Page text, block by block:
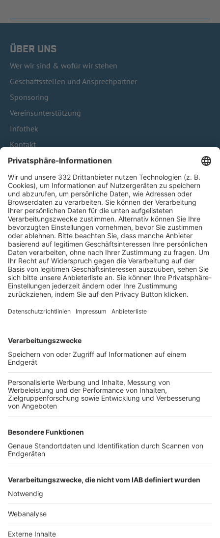
ÜBER UNS
Wer wir sind & wofür wir stehen
Geschäftsstellen und Ansprechpartner
Sponsoring
Vereinsunterstützung
Infothek
Kontakt
HÄUFIG BESUCHTE SEITEN
Pässe und Vereinswechsel
Trainerausbildung
Schulungsangebot Vereinsmitarbeiter
BFV-Geschäftsstellen
Trainerbörse
Login SpielPlus
FOLGE DEM BFV
TOP-VEREINE
TOP-PARTNER
Nutzungsbedingungen Datenschutz Impressum